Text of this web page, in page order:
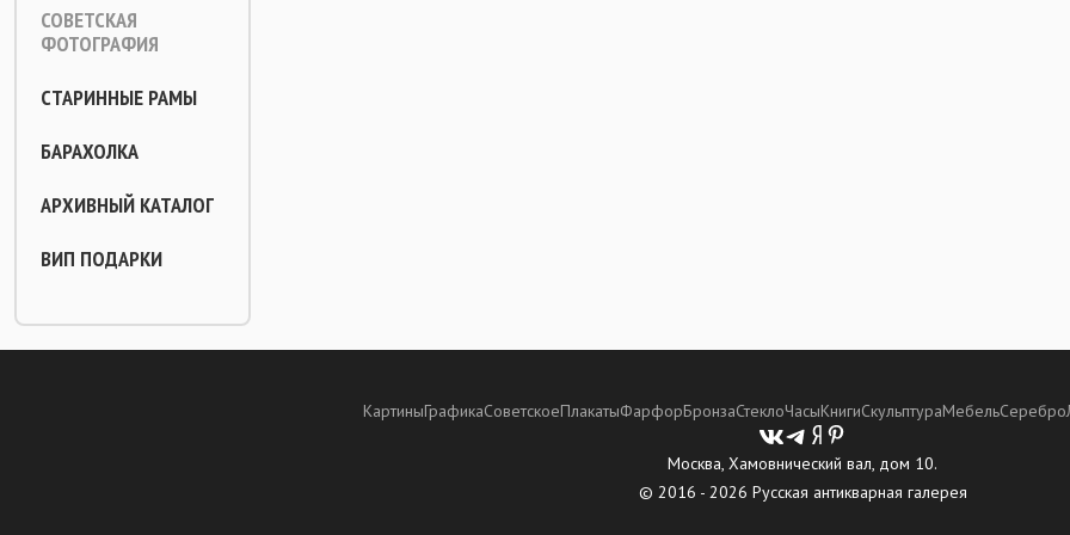
СОВЕТСКАЯ
ФОТОГРАФИЯ
СТАРИННЫЕ РАМЫ
БАРАХОЛКА
АРХИВНЫЙ КАТАЛОГ
ВИП ПОДАРКИ
КартиныГрафикаСоветскоеПлакатыФарфорБронзаСтеклоЧасыКнигиСкульптураМебельСеребро
Москва, Хамовнический вал, дом 10.
© 2016 - 2026 Русская антикварная галерея